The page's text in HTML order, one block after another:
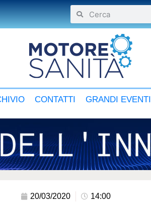
CONTATTI GRANDI EVENTI
20/03/2020 14:00